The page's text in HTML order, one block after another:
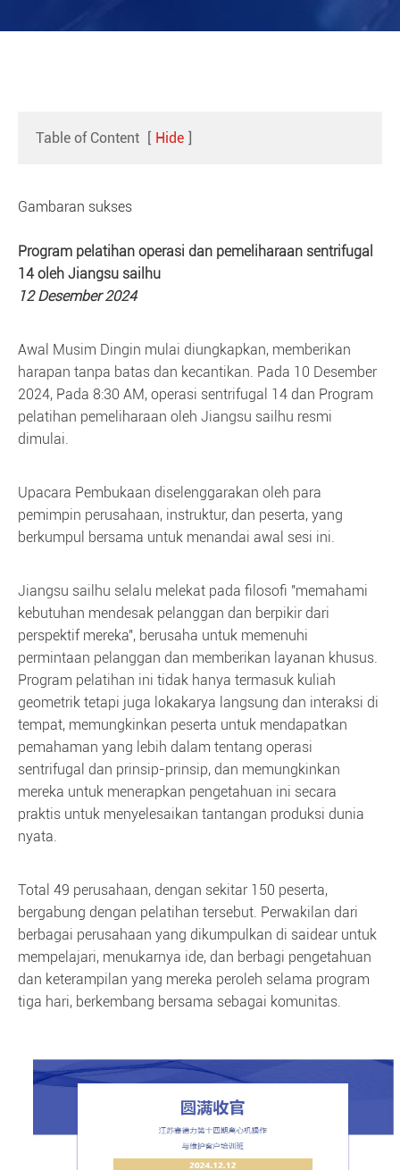
Table of Content [ Hide ]
Gambaran sukses
Program pelatihan operasi dan pemeliharaan sentrifugal
14 oleh Jiangsu sailhu
12 Desember 2024
Awal Musim Dingin mulai diungkapkan, memberikan
harapan tanpa batas dan kecantikan. Pada 10 Desember
2024, Pada 8:30 AM, operasi sentrifugal 14 dan Program
pelatihan pemeliharaan oleh Jiangsu sailhu resmi
dimulai.
Upacara Pembukaan diselenggarakan oleh para
pemimpin perusahaan, instruktur, dan peserta, yang
berkumpul bersama untuk menandai awal sesi ini.
Jiangsu sailhu selalu melekat pada filosofi "memahami
kebutuhan mendesak pelanggan dan berpikir dari
perspektif mereka", berusaha untuk memenuhi
permintaan pelanggan dan memberikan layanan khusus.
Program pelatihan ini tidak hanya termasuk kuliah
geometrik tetapi juga lokakarya langsung dan interaksi di
tempat, memungkinkan peserta untuk mendapatkan
pemahaman yang lebih dalam tentang operasi
sentrifugal dan prinsip-prinsip, dan memungkinkan
mereka untuk menerapkan pengetahuan ini secara
praktis untuk menyelesaikan tantangan produksi dunia
nyata.
Total 49 perusahaan, dengan sekitar 150 peserta,
bergabung dengan pelatihan tersebut. Perwakilan dari
berbagai perusahaan yang dikumpulkan di saidear untuk
mempelajari, menukarnya ide, dan berbagi pengetahuan
dan keterampilan yang mereka peroleh selama program
tiga hari, berkembang bersama sebagai komunitas.